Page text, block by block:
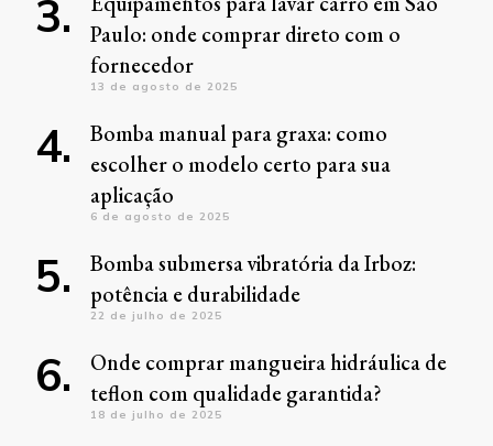
Paulo: onde comprar direto com o
fornecedor
13 de agosto de 2025
Bomba manual para graxa: como
escolher o modelo certo para sua
aplicação
6 de agosto de 2025
Bomba submersa vibratória da Irboz:
potência e durabilidade
22 de julho de 2025
Onde comprar mangueira hidráulica de
teflon com qualidade garantida?
18 de julho de 2025